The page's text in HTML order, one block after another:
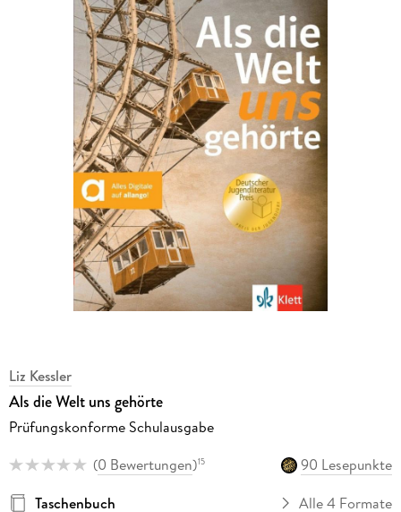
Liz Kessler
Als die Welt uns gehörte
Prüfungskonforme Schulausgabe
(0 Bewertungen)15
90 Lesepunkte
Taschenbuch
Alle 4 Formate